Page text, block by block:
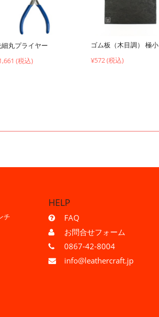
丸プライヤー
(税込)
ゴム板（木目調） 極小
¥572 (税込)
チ
HELP
FAQ
お問合せフォーム
0867-42-8004
info@leathercraft.jp